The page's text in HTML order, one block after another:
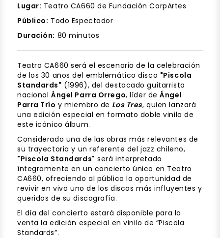
Lugar: Teatro CA660 de Fundación CorpArtes
Público: Todo Espectador
Duración: 80 minutos
Teatro CA660 será el escenario de la celebración
de los 30 años del emblemático disco "Piscola
Standards" (1996), del destacado guitarrista
nacionalÁngel Parra Orrego, líder deÁngel
Parra Trío y miembro de Los Tres, quien lanzará
una edición especial en formato doble vinilo de
este icónico álbum.
Considerado una de las obras más relevantes de
su trayectoria y un referente del jazz chileno,
"Piscola Standards" será interpretado
íntegramente en un concierto único en Teatro
CA660, ofreciendo al público la oportunidad de
revivir en vivo uno de los discos más influyentes y
queridos de su discografía.
El día del concierto estará disponible para la
venta la edición especial en vinilo de “Piscola
Standards”.